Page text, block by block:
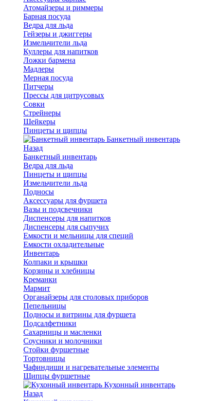
Атомайзеры и риммеры
Барная посуда
Ведра для льда
Гейзеры и джиггеры
Измельчители льда
Куллеры для напитков
Ложки бармена
Мадлеры
Мерная посуда
Питчеры
Прессы для цитрусовых
Совки
Стрейнеры
Шейкеры
Пинцеты и щипцы
Банкетный инвентарь
Назад
Банкетный инвентарь
Ведра для льда
Пинцеты и щипцы
Измельчители льда
Подносы
Аксессуары для фуршета
Вазы и подсвечники
Диспенсеры для напитков
Диспенсеры для сыпучих
Емкости и мельницы для специй
Емкости охладительные
Инвентарь
Колпаки и крышки
Корзины и хлебницы
Креманки
Мармит
Органайзеры для столовых приборов
Пепельницы
Подносы и витрины для фуршета
Подсалфетники
Сахарницы и масленки
Соусники и молочники
Стойки фуршетные
Тортовницы
Чафиндиши и нагревательные элементы
Щипцы фуршетные
Кухонный инвентарь
Назад